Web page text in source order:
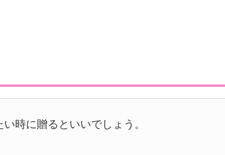
時に贈るといいでしょう。